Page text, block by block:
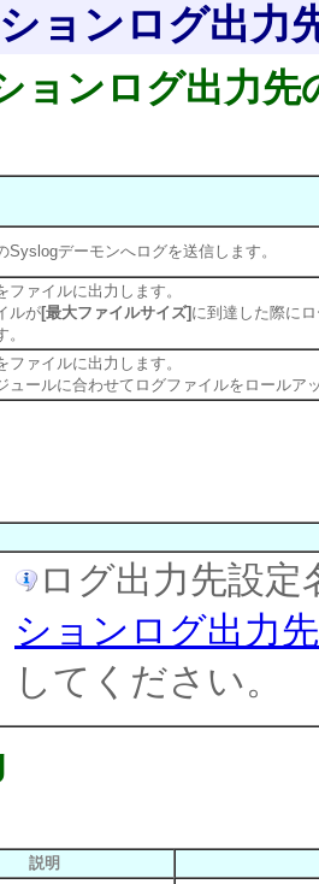
ョンログ出力
ョンログ出力先
Syslogデーモンへログを送信します。
ファイルに出力します。
ルが[最大ファイルサイズ] に到達した際に
。
ファイルに出力します。
ュールに合わせてログファイルをロールア
ログ出力先設
ションログ出力
してください。
説明